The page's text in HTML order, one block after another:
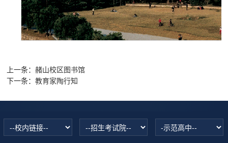
上一条：赭山校区图书馆
下一条：教育家陶行知